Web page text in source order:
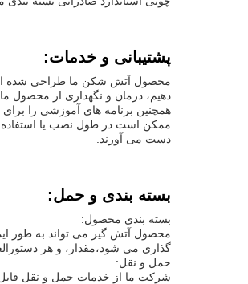
پشتیبانی و خدمات:
محصول آتش شکن ما طراحی شده است
همچنین برنامه های آموزشی را
ممکن است در طول نصب یا استفاده
دست می آورند.
بسته بندی و حمل:
بسته بندی محصول:
محصول آتش گیر می تواند به طور
گذاری می شود،مقدار، و هر
حمل و نقل:
شرکت ما از خدمات حمل و نقل قابل